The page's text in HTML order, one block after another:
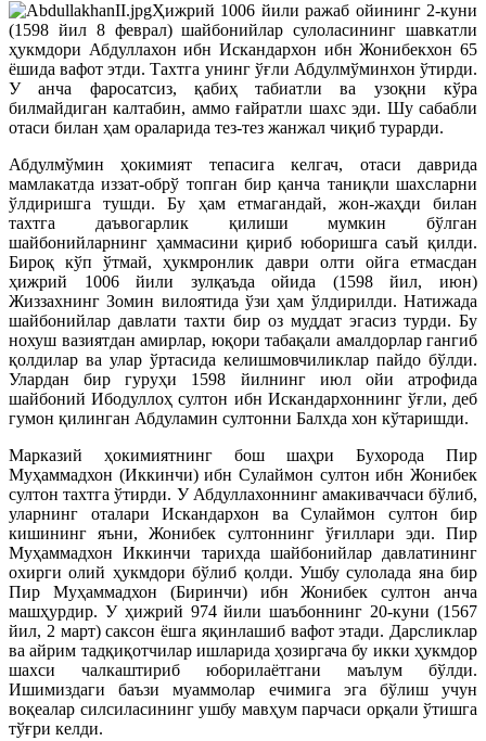
Ҳижрий 1006 йили ражаб ойининг 2-куни
(1598 йил 8 феврал) шайбонийлар сулоласининг шавкатли
ҳукмдори Абдуллахон ибн Искандархон ибн Жонибекхон 65
ёшида вафот этди. Тахтга унинг ўғли Абдулмўминхон ўтирди.
У анча фаросатсиз, қабиҳ табиатли ва узоқни кўра
билмайдиган калтабин, аммо ғайратли шахс эди. Шу сабабли
отаси билан ҳам ораларида тез-тез жанжал чиқиб турарди.
Абдулмўмин ҳокимият тепасига келгач, отаси даврида
мамлакатда иззат-обрў топган бир қанча таниқли шахсларни
ўлдиришга тушди. Бу ҳам етмагандай, жон-жаҳди билан
тахтга даъвогарлик қилиши мумкин бўлган
шайбонийларнинг ҳаммасини қириб юборишга саъй қилди.
Бироқ кўп ўтмай, ҳукмронлик даври олти ойга етмасдан
ҳижрий 1006 йили зулқаъда ойида (1598 йил, июн)
Жиззахнинг Зомин вилоятида ўзи ҳам ўлдирилди. Натижада
шайбонийлар давлати тахти бир оз муддат эгасиз турди. Бу
нохуш вазиятдан амирлар, юқори табақали амалдорлар гангиб
қолдилар ва улар ўртасида келишмовчиликлар пайдо бўлди.
Улардан бир гуруҳи 1598 йилнинг июл ойи атрофида
шайбоний Ибодуллоҳ султон ибн Искандархоннинг ўғли, деб
гумон қилинган Абдуламин султонни Балхда хон кўтаришди.
Марказий ҳокимиятнинг бош шаҳри Бухорода Пир
Муҳаммадхон (Иккинчи) ибн Сулаймон султон ибн Жонибек
султон тахтга ўтирди. У Абдуллахоннинг амакиваччаси бўлиб,
уларнинг оталари Искандархон ва Сулаймон султон бир
кишининг яъни, Жонибек султоннинг ўғиллари эди. Пир
Муҳаммадхон Иккинчи тарихда шайбонийлар давлатининг
охирги олий ҳукмдори бўлиб қолди. Ушбу сулолада яна бир
Пир Муҳаммадхон (Биринчи) ибн Жонибек султон анча
машҳурдир. У ҳижрий 974 йили шаъбоннинг 20-куни (1567
йил, 2 март) саксон ёшга яқинлашиб вафот этади. Дарсликлар
ва айрим тадқиқотчилар ишларида ҳозиргача бу икки ҳукмдор
шахси чалкаштириб юборилаётгани маълум бўлди.
Ишимиздаги баъзи муаммолар ечимига эга бўлиш учун
воқеалар силсиласининг ушбу мавҳум парчаси орқали ўтишга
тўғри келди.